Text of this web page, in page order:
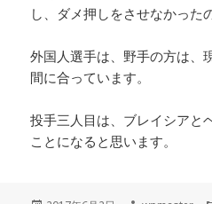
し、ダメ押しをさせなかった
外国人選手は、野手の方は、
間に合っています。
投手三人目は、ブレイシアと
ことになると思います。